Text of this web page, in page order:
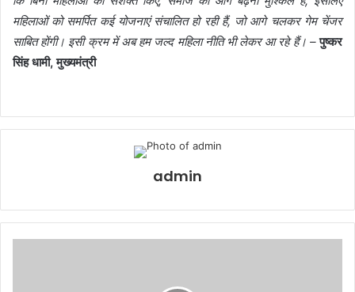
महिलाओं को समर्पित कई योजनाएं संचालित हो रही हैं, जो आगे चलकर गेम चेंजर
साबित होंगी। इसी क्रम में अब हम जल्द महिला नीति भी लेकर आ रहे हैं। –पुष्कर
सिंह धामी, मुख्यमंत्री
admin